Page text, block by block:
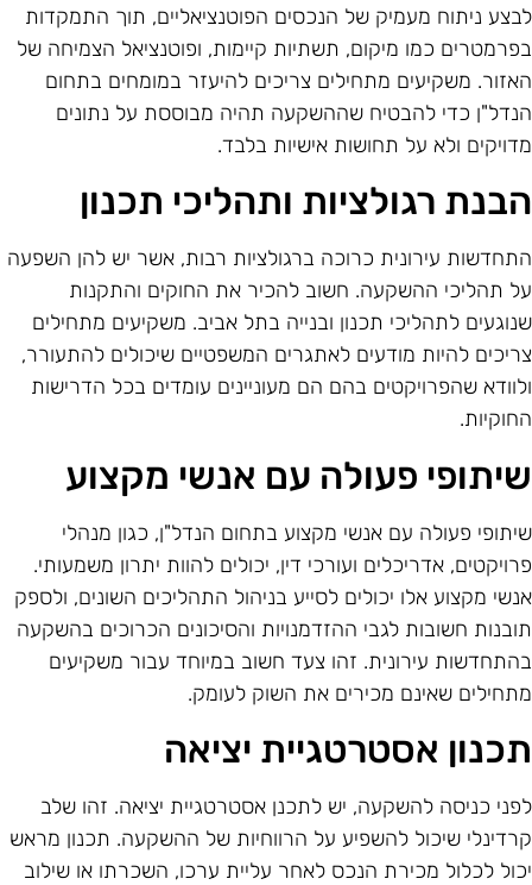
ניתוח מעמיק של הנכסים הפוטנציאליים, תוך התמקדות
כמו מיקום, תשתיות קיימות, ופוטנציאל הצמיחה של
משקיעים מתחילים צריכים להיעזר במומחים בתחום
כדי להבטיח שההשקעה תהיה מבוססת על נתונים
ולא על תחושות אישיות בלבד.
רגולציות ותהליכי תכנון
עירונית כרוכה ברגולציות רבות, אשר יש להן השפעה
תהליכי ההשקעה. חשוב להכיר את החוקים והתקנות
לתהליכי תכנון ובנייה בתל אביב. משקיעים מתחילים
להיות מודעים לאתגרים המשפטיים שיכולים להתעורר,
שהפרויקטים בהם הם מעוניינים עומדים בכל הדרישות
פעולה עם אנשי מקצוע
פעולה עם אנשי מקצוע בתחום הנדל"ן, כגון מנהלי
אדריכלים ועורכי דין, יכולים להוות יתרון משמעותי.
מקצוע אלו יכולים לסייע בניהול התהליכים השונים, ולספק
חשובות לגבי ההזדמנויות והסיכונים הכרוכים בהשקעה
עירונית. זהו צעד חשוב במיוחד עבור משקיעים
שאינם מכירים את השוק לעומק.
אסטרטגיית יציאה
כניסה להשקעה, יש לתכנן אסטרטגיית יציאה. זהו שלב
שיכול להשפיע על הרווחיות של ההשקעה. תכנון מראש
לכלול מכירת הנכס לאחר עליית ערכו, השכרתו או שילוב